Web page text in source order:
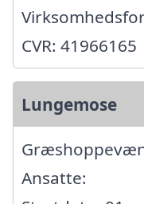
CVR: 41966165
Lungemose
Ansatte: